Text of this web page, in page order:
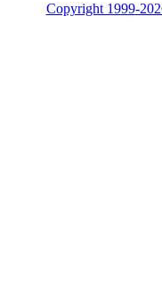
Copyright 1999-